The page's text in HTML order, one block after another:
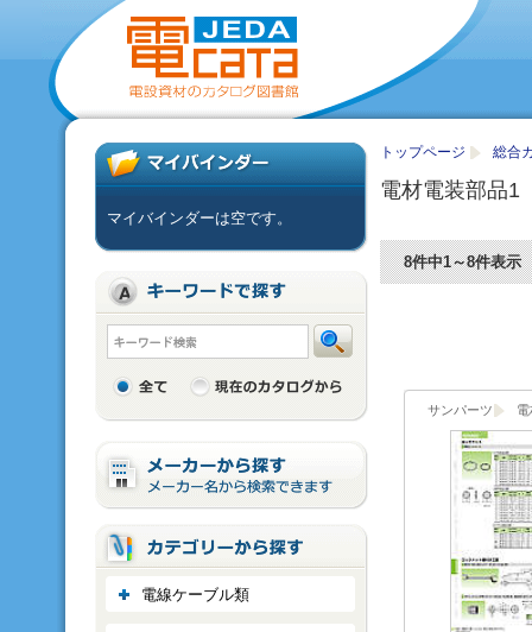
トップページ 総合
電材電装部品1
8件中1～8件表示
サンパーツ
マイバインダーは空です。
電線ケーブル類